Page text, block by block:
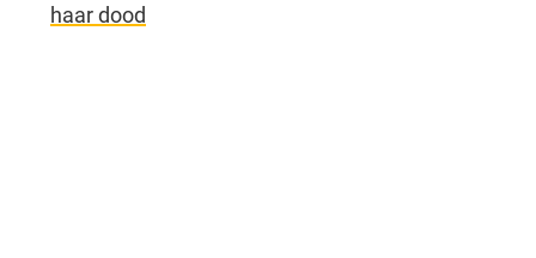
haar dood